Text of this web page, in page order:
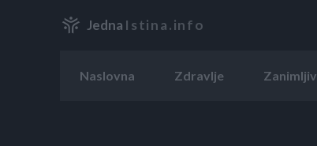
Jedna Istina.info
Naslovna Zdravlje